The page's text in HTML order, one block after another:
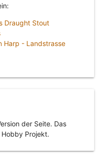
Draught Stout
Harp - Landstrasse
der Seite. Das
Projekt.